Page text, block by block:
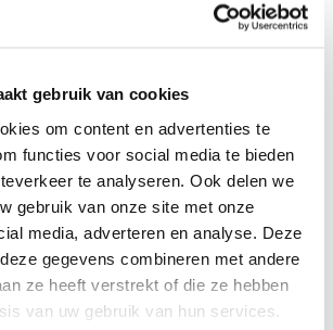
gebruik van cookies
om content en advertenties te
functies voor social media te bieden
te analyseren. Ook delen we
gebruik van onze site met onze
media, adverteren en analyse. Deze
gegevens combineren met andere
ze heeft verstrekt of die ze hebben
van uw gebruik van hun services.
en bijzondere (buitenland) bestemmingen kunnen
Waar is ons bedrijf gevestigd?
Nieuw Buinen (Stadskanaal)
+31 (0) 599-613946
nieuwsbrief!